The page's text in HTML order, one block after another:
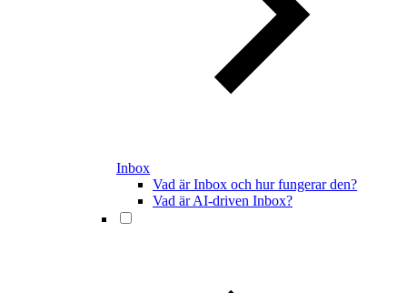
Inbox
Vad är Inbox och hur fungerar den?
Vad är AI-driven Inbox?